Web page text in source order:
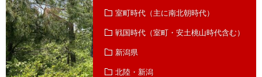
室町時代（主に南北朝時代）
戦国時代（室町・安土桃山時代含む）
新潟県
北陸・新潟